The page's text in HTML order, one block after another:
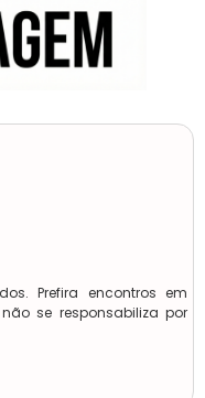
Prefira encontros em
se responsabiliza por